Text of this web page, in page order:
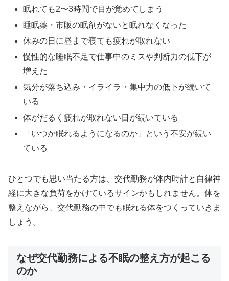
眠れても2〜3時間で目が覚めてしまう
睡眠薬・市販の眠剤がないと眠れなくなった
休みの日に昼まで寝ても疲れが取れない
慢性的な睡眠不足で仕事中のミスや判断力の低下が
増えた
気分が落ち込み・イライラ・集中力の低下が続いて
いる
体がだるく疲れが取れない日が続いている
「いつか眠れるようになるのか」という不安が続い
ている
ひとつでも思い当たる方は、交代勤務が体内時計と自律神
経に大きな負荷をかけているサインかもしれません。体を
整えながら、交代勤務の中でも眠れる体をつくっていきま
しょう。
なぜ交代勤務による不眠の整え方が起こる
のか